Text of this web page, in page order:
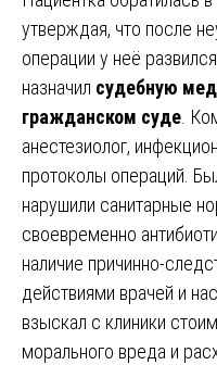
утверждая, что после
операции у неё
назначил судебную
гражданском суде .
анестезиолог,
протоколы операций.
нарушили санитарные
своевременно
наличие причинно-
действиями врачей и
взыскал с клиники
морального вреда и